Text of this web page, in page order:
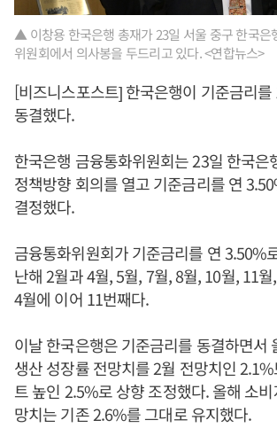
▲ 이창용 한국은행 총재가 23일 서울 중구 한국은
위원회에서 의사봉을 두드리고 있다. <연합뉴스>
[비즈니스포스트] 한국은행이 기준금리
동결했다.
한국은행 금융통화위원회는 23일 한국은
정책방향 회의를 열고 기준금리를 연
결정했다.
금융통화위원회가 기준금리를 연 3.50%
난해 2월과 4월, 5월, 7월, 8월, 10월, 11
4월에 이어 11번째다.
이날 한국은행은 기준금리를 동결하면서
생산 성장률 전망치를 2월 전망치인
트 높인 2.5%로 상향 조정했다. 올해 소
망치는 기존 2.6%를 그대로 유지했다.